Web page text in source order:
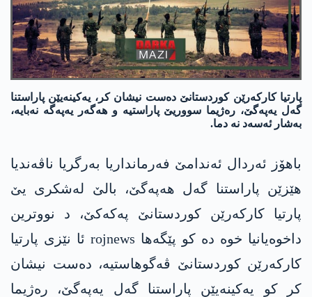
پارتیا كاركه‌رێن كوردستانێ ده‌ست نیشان كر، یه‌كینه‌یێن پاراستنا
گه‌ل یه‌په‌گێ، ره‌ژیما سووریێ پاراستیه‌ و هه‌گه‌ر یه‌په‌گه‌ نه‌بایه‌،
به‌شار ئه‌سه‌د نه‌ دما.
باهۆز ئه‌ردال ئه‌ندامێ فه‌رمانداریا به‌رگریا ناڤه‌ندیا
هێزێن پاراستنا گه‌ل هه‌په‌گێ، بالێ له‌شكری یێ
پارتیا كاركه‌رێن كوردستانێ په‌كه‌كێ، د نووترین
داخوه‌یانیا خوه‌ ده‌ كو پێگه‌ها rojnews ئا نێزی پارتیا
كاركه‌رێن كوردستانێ ڤه‌گوهاستیه‌، ده‌ست نیشان
كر كو یه‌كینه‌یێن پاراستنا گه‌ل یه‌په‌گێ، ره‌ژیما